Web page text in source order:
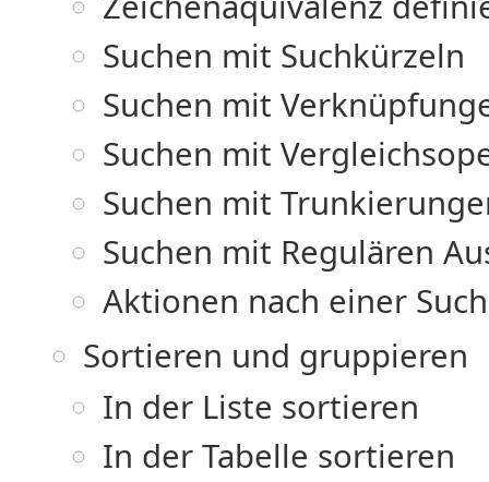
Suchen mit Suchkürzeln
Suchen mit
Suchen mit
Suchen mit
Suchen mit Regulären
Aktionen nach einer
Sortieren und gruppieren
In der Liste sortieren
In der Tabelle sortieren